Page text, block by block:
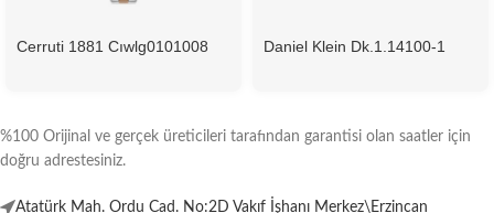
Cerruti 1881 Cıwlg0101008
Daniel Klein Dk.1.14100-1
%100 Orijinal ve gerçek üreticileri tarafından garantisi olan saatler için
doğru adrestesiniz.
Atatürk Mah. Ordu Cad. No:2D Vakıf İşhanı Merkez\Erzincan